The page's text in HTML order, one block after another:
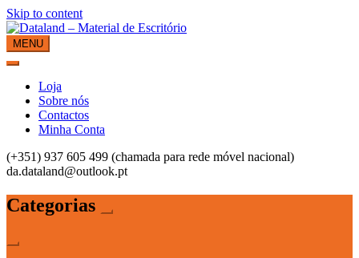
Skip to content
Dataland – Material de Escritório
Material de Escritório
MENU
Loja
Sobre nós
Contactos
Minha Conta
(+351) 937 605 499 (chamada para rede móvel nacional)
da.dataland@outlook.pt
Categorias